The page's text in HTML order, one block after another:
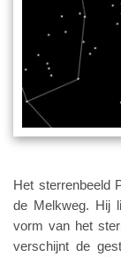
Het sterrenbeeld
de Melkweg. Hij
vorm van het
verschijnt de